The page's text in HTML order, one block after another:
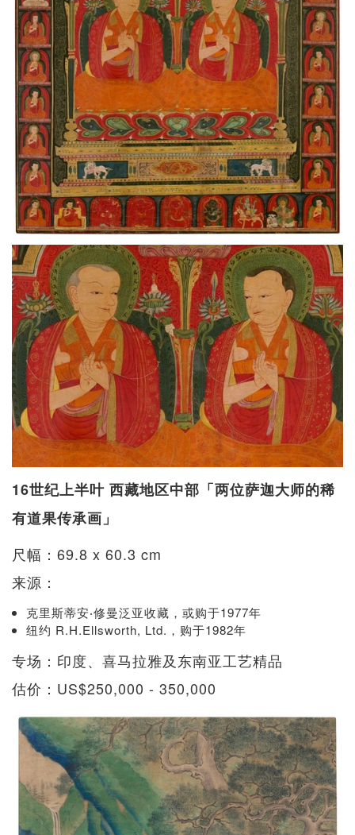
16世纪上半叶 西藏地区中部「两位萨迦大师的稀
有道果传承画」
尺幅：69.8 x 60.3 cm
来源：
克里斯蒂安‧修曼泛亚收藏，或购于1977年
纽约 R.H.Ellsworth, Ltd.，购于1982年
专场：印度、喜马拉雅及东南亚工艺精品
估价：US$250,000 - 350,000